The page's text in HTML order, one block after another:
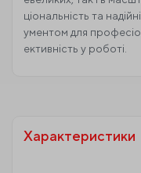
ціональність та
ументом для
ективність у роботі.
Характеристики